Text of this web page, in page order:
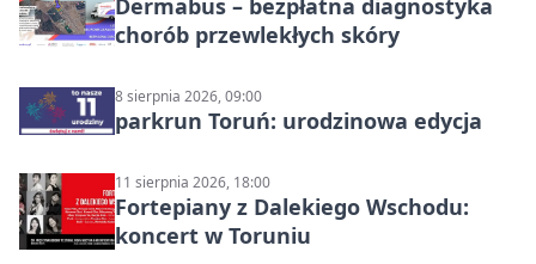
Dermabus – bezpłatna diagnostyka
chorób przewlekłych skóry
8 sierpnia 2026, 09:00
parkrun Toruń: urodzinowa edycja
11 sierpnia 2026, 18:00
Fortepiany z Dalekiego Wschodu:
koncert w Toruniu